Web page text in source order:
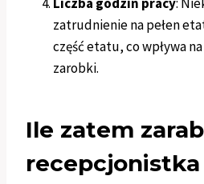
zatrudnienie na pełen
część etatu, co wpływa
zarobki.
Ile zatem